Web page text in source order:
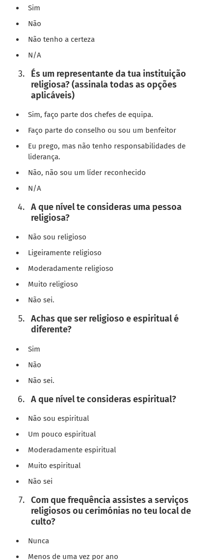
Sim
Não
Não tenho a certeza
N/A
És um representante da tua instituição
religiosa? (assinala todas as opções
aplicáveis)
Sim, faço parte dos chefes de equipa.
Faço parte do conselho ou sou um benfeitor
Eu prego, mas não tenho responsabilidades de
liderança.
Não, não sou um líder reconhecido
N/A
A que nível te consideras uma pessoa
religiosa?
Não sou religioso
Ligeiramente religioso
Moderadamente religioso
Muito religioso
Não sei.
Achas que ser religioso e espiritual é
diferente?
Sim
Não
Não sei.
A que nível te consideras espiritual?
Não sou espiritual
Um pouco espiritual
Moderadamente espiritual
Muito espiritual
Não sei
Com que frequência assistes a serviços
religiosos ou cerimónias no teu local de
culto?
Nunca
Menos de uma vez por ano